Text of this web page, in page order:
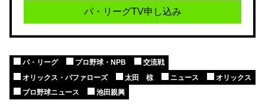
パ・リーグTV申し込み
パ・リーグ プロ野球・NPB
交流戦
オリックス・バファローズ
太田 椋 ニュース
オリックス
プロ野球ニュース
池田親興